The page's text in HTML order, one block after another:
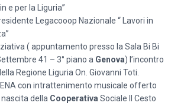
e per la Liguria”
Legacooop Nazionale “ Lavori in
( appuntamento presso la Sala Bi Bi
41 – 3° piano a Genova) l’incontro
Regione Liguria On. Giovanni Toti.
con intrattenimento musicale offerto
della Cooperativa Sociale Il Cesto